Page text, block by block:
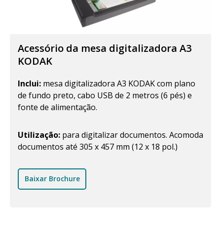
Acessório da mesa digitalizadora A3
KODAK
Inclui: mesa digitalizadora A3 KODAK com plano
de fundo preto, cabo USB de 2 metros (6 pés) e
fonte de alimentação.
Utilização: para digitalizar documentos. Acomoda
documentos até 305 x 457 mm (12 x 18 pol.)
Baixar Brochure